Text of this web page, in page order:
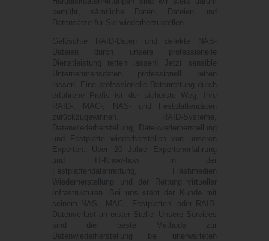
bemüht, sämtliche Daten, Dateien und
Datensätze für Sie wiederherzustellen.
Gelöschte RAID-Daten und defekte NAS-
Dateien durch unsere professionelle
Dienstleistung retten lassen! Jetzt sensible
Unternehmensdaten professionell retten
lassen. Eine professionelle Datenrettung durch
erfahrene Profis ist der sicherste Weg, Ihre
RAID-, MAC-, NAS- und Festplattendaten
zurückzugewinnen. RAID-Systeme,
Datenwiederherstellung, Dateiwiederherstellung
und Festplatte wiederherstellen von unseren
Experten. Über 20 Jahre Expertenerfahrung
und IT-Know-how in der
Festplattendatenrettung, Flashmedien
Wiederherstellung und der Rettung virtueller
Infrastrukturen. Bei uns steht der Kunde mit
seinem NAS-, MAC-, Festplatten- oder RAID-
Datenverlust an erster Stelle. Unsere Services
sind die beste Methode zur
Datenwiederherstellung bei unerwarteten